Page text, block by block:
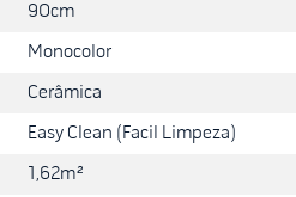
90cm
Monocolor
Cerâmica
Easy Clean (Facil Limpeza)
1,62m²